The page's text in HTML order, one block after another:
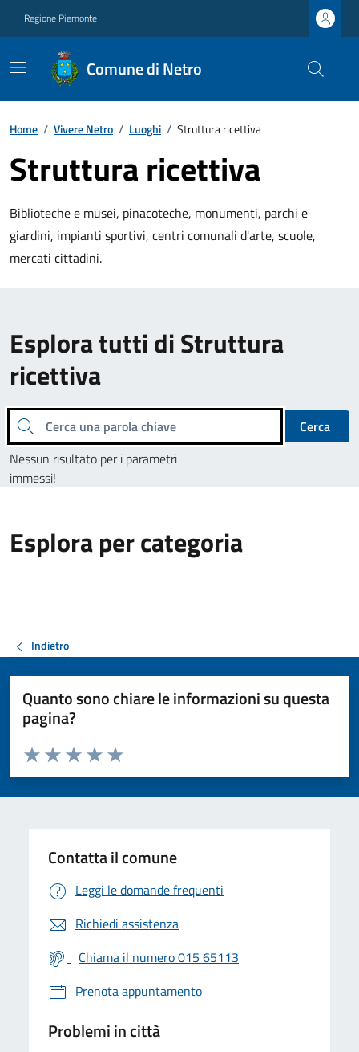
Regione Piemonte
Comune di Netro
Home / Vivere Netro / Luoghi / Struttura ricettiva
Struttura ricettiva
Biblioteche e musei, pinacoteche, monumenti, parchi e
giardini, impianti sportivi, centri comunali d'arte, scuole,
mercati cittadini.
Esplora tutti di Struttura
ricettiva
Cerca una parola chiave
Cerca
Nessun risultato per i parametri
immessi!
Esplora per categoria
Indietro
Quanto sono chiare le informazioni su questa
pagina?
Valuta da 1 a 5 stelle la pagina
Valuta 5 stelle su 5
Valuta 4 stelle su 5
Valuta 3 stelle su 5
Valuta 2 stelle su 5
Valuta 1 stelle su 5
Contatta il comune
Leggi le domande frequenti
Richiedi assistenza
Chiama il numero 015 65113
Prenota appuntamento
Problemi in città